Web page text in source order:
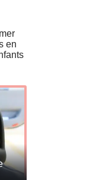
en